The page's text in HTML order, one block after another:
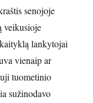
senojoje
veikusioje
lankytojai
vienaip ar
tuometinio
sužinodavo